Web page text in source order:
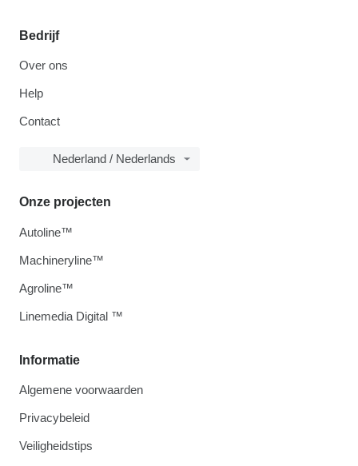
Bedrijf
Over ons
Help
Contact
Nederland / Nederlands
Informatie
Algemene voorwaarden
Privacybeleid
Veiligheidstips
Onze projecten
Autoline™
Machineryline™
Agroline™
Linemedia Digital ™